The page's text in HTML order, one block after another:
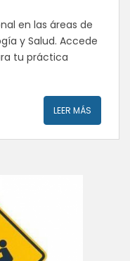
en las áreas de
y Salud. Accede
tu práctica
LEER MÁS